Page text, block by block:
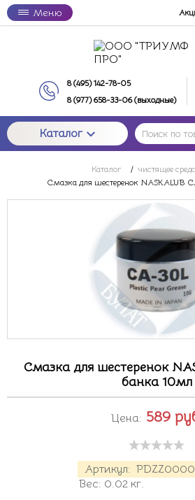
Меню
8 (495) 142-78-05
8 (977) 658-33-06 (выходные)
Каталог
Каталог / чистящее
Смазка для шестеренок NASKALUB
Смазка для шестеренок
банка 10мл
Артикул:
Вес: 0.02 кг.
Цена: 589